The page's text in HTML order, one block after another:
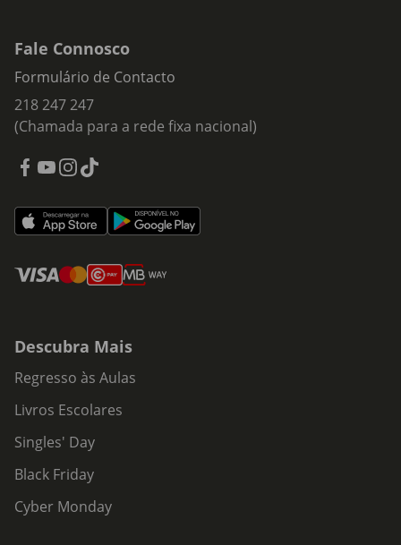
Fale Connosco
Formulário de Contacto
218 247 247
(Chamada para a rede fixa nacional)
Descubra Mais
Regresso às Aulas
Livros Escolares
Singles' Day
Black Friday
Cyber Monday